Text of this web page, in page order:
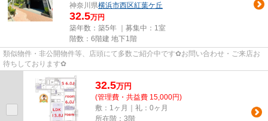
神奈川県横浜市西区紅葉ケ丘
32.5万円
築年数：築5年 ｜募集中： 1室
階数：6階建 地下1階
類似物件・非公開物件等、店頭にて多数ご紹介中です✿お問い合わせ・ご来店お
待ちしております✿
32.5万円
(管理費・共益費 15,000円)
敷：1ヶ月｜礼：0ヶ月
所在階：3階